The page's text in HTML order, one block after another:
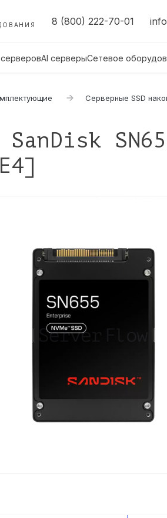
8 (800) 222-70-01
AI серверыСетевое
Серверные SSD
SanDisk